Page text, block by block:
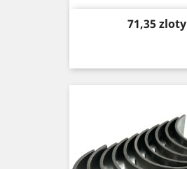
Price
71,35 zloty